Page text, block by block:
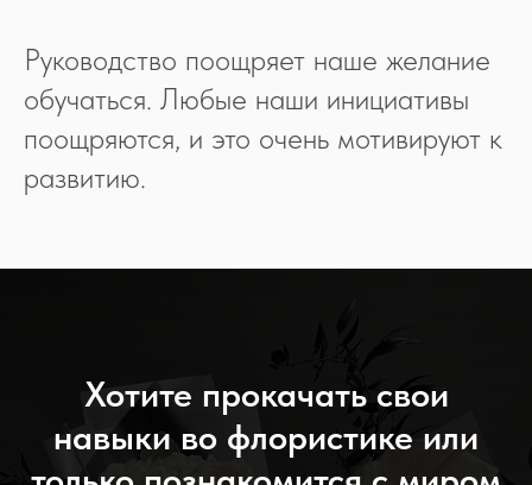
Руководство поощряет наше желание
обучаться. Любые наши инициативы
поощряются, и это очень мотивируют к
развитию.
Хотите прокачать свои
навыки во флористике или